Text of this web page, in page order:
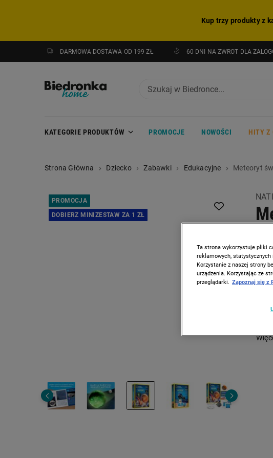
Kup trzy produkty z
DARMOWA DOSTAWA OD 199 ZŁ 60 DNI NA ZWROT DLA
KATEGORIE PRODUKTÓW PROMOCJE NOWOŚCI HITY Z
Strona Główna Dziecko Zabawki Edukacyjne Meteoryt
PROMOCJA
DOBIERZ MINIZESTAW ZA 1 ZŁ
Ta strona wykorzystuje pliki
reklamowych,
Korzystanie z naszej strony
urządzenia. Korzystając ze
przeglądarki. Zapoznaj się z